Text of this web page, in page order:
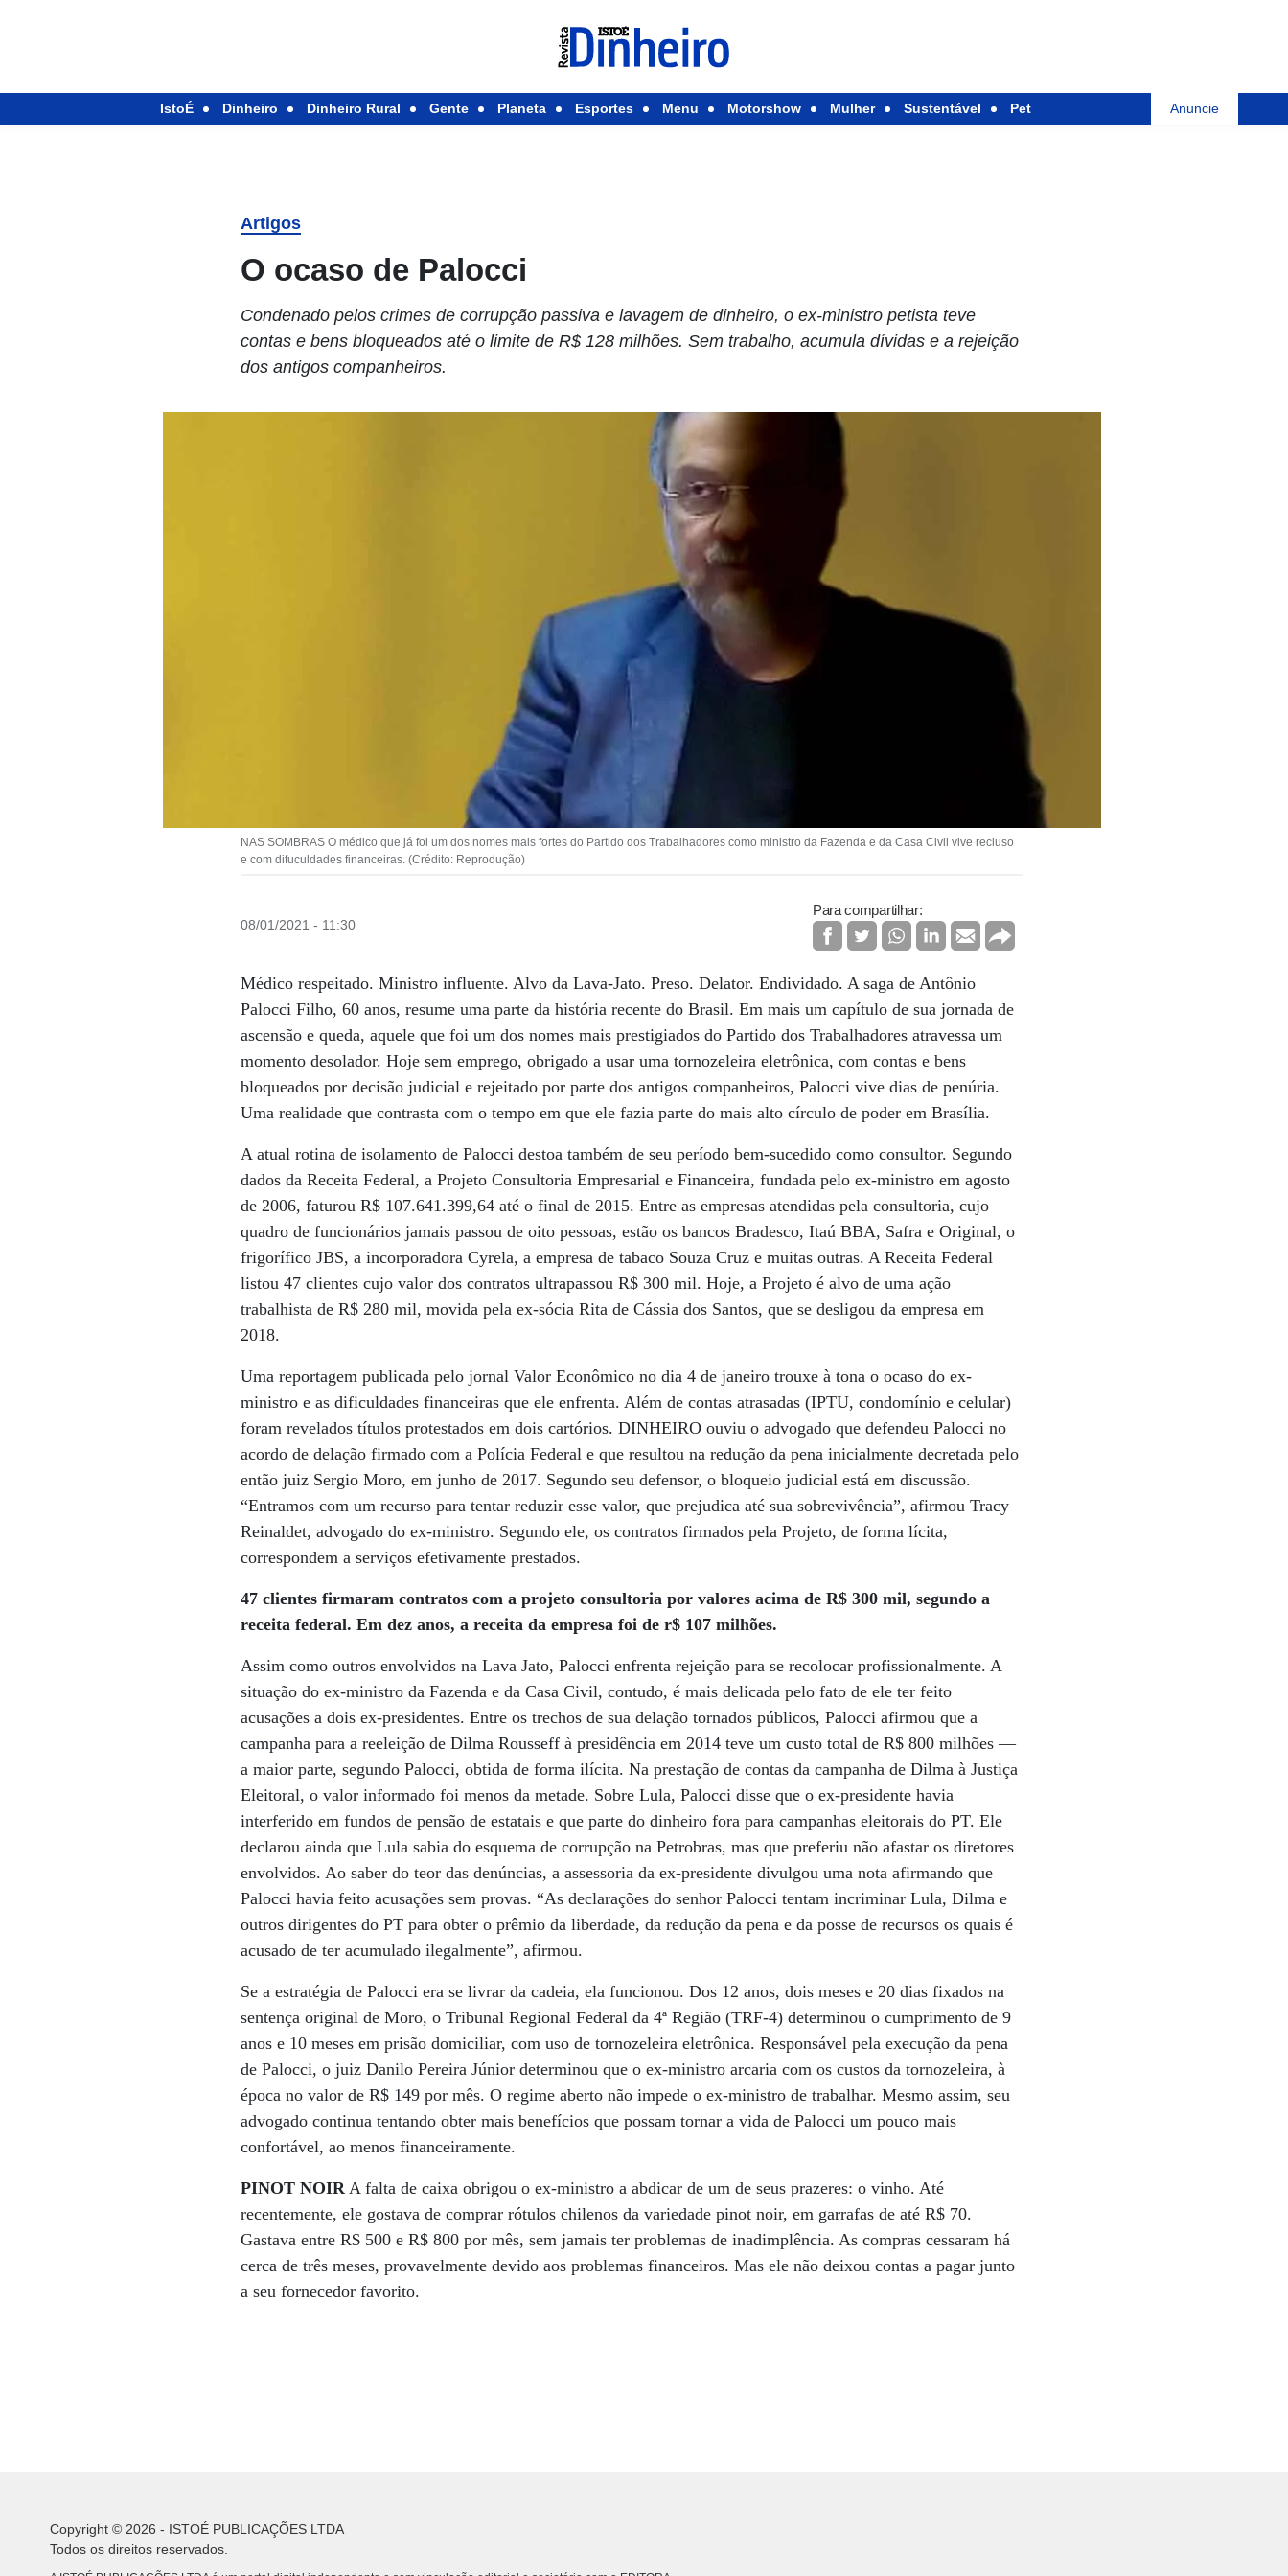
IstoÉ Dinheiro Dinheiro Rural Gente Planeta Esportes Menu Motorshow Mulher Sustentável Pet Anuncie
Artigos
O ocaso de Palocci
Condenado pelos crimes de corrupção passiva e lavagem de dinheiro, o ex-ministro petista teve
contas e bens bloqueados até o limite de R$ 128 milhões. Sem trabalho, acumula dívidas e a rejeição
dos antigos companheiros.
NAS SOMBRAS O médico que já foi um dos nomes mais fortes do Partido dos Trabalhadores como ministro da Fazenda e da Casa Civil vive recluso
e com difuculdades financeiras. (Crédito: Reprodução)
08/01/2021 - 11:30
Para compartilhar:
Médico respeitado. Ministro influente. Alvo da Lava-Jato. Preso. Delator. Endividado. A saga de Antônio
Palocci Filho, 60 anos, resume uma parte da história recente do Brasil. Em mais um capítulo de sua jornada de
ascensão e queda, aquele que foi um dos nomes mais prestigiados do Partido dos Trabalhadores atravessa um
momento desolador. Hoje sem emprego, obrigado a usar uma tornozeleira eletrônica, com contas e bens
bloqueados por decisão judicial e rejeitado por parte dos antigos companheiros, Palocci vive dias de penúria.
Uma realidade que contrasta com o tempo em que ele fazia parte do mais alto círculo de poder em Brasília.
A atual rotina de isolamento de Palocci destoa também de seu período bem-sucedido como consultor. Segundo
dados da Receita Federal, a Projeto Consultoria Empresarial e Financeira, fundada pelo ex-ministro em agosto
de 2006, faturou R$ 107.641.399,64 até o final de 2015. Entre as empresas atendidas pela consultoria, cujo
quadro de funcionários jamais passou de oito pessoas, estão os bancos Bradesco, Itaú BBA, Safra e Original, o
frigorífico JBS, a incorporadora Cyrela, a empresa de tabaco Souza Cruz e muitas outras. A Receita Federal
listou 47 clientes cujo valor dos contratos ultrapassou R$ 300 mil. Hoje, a Projeto é alvo de uma ação
trabalhista de R$ 280 mil, movida pela ex-sócia Rita de Cássia dos Santos, que se desligou da empresa em
2018.
Uma reportagem publicada pelo jornal Valor Econômico no dia 4 de janeiro trouxe à tona o ocaso do ex-
ministro e as dificuldades financeiras que ele enfrenta. Além de contas atrasadas (IPTU, condomínio e celular)
foram revelados títulos protestados em dois cartórios. DINHEIRO ouviu o advogado que defendeu Palocci no
acordo de delação firmado com a Polícia Federal e que resultou na redução da pena inicialmente decretada pelo
então juiz Sergio Moro, em junho de 2017. Segundo seu defensor, o bloqueio judicial está em discussão.
“Entramos com um recurso para tentar reduzir esse valor, que prejudica até sua sobrevivência”, afirmou Tracy
Reinaldet, advogado do ex-ministro. Segundo ele, os contratos firmados pela Projeto, de forma lícita,
correspondem a serviços efetivamente prestados.
47 clientes firmaram contratos com a projeto consultoria por valores acima deR$ 300 mil, segundo a
receita federal. Em dez anos, a receita da empresa foi de r$ 107 milhões.
Assim como outros envolvidos na Lava Jato, Palocci enfrenta rejeição para se recolocar profissionalmente. A
situação do ex-ministro da Fazenda e da Casa Civil, contudo, é mais delicada pelo fato de ele ter feito
acusações a dois ex-presidentes. Entre os trechos de sua delação tornados públicos, Palocci afirmou que a
campanha para a reeleição de Dilma Rousseff à presidência em 2014 teve um custo total de R$ 800 milhões —
a maior parte, segundo Palocci, obtida de forma ilícita. Na prestação de contas da campanha de Dilma à Justiça
Eleitoral, o valor informado foi menos da metade. Sobre Lula, Palocci disse que o ex-presidente havia
interferido em fundos de pensão de estatais e que parte do dinheiro fora para campanhas eleitorais do PT. Ele
declarou ainda que Lula sabia do esquema de corrupção na Petrobras, mas que preferiu não afastar os diretores
envolvidos. Ao saber do teor das denúncias, a assessoria da ex-presidente divulgou uma nota afirmando que
Palocci havia feito acusações sem provas. “As declarações do senhor Palocci tentam incriminar Lula, Dilma e
outros dirigentes do PT para obter o prêmio da liberdade, da redução da pena e da posse de recursos os quais é
acusado de ter acumulado ilegalmente”, afirmou.
Se a estratégia de Palocci era se livrar da cadeia, ela funcionou. Dos 12 anos, dois meses e 20 dias fixados na
sentença original de Moro, o Tribunal Regional Federal da 4ª Região (TRF-4) determinou o cumprimento de 9
anos e 10 meses em prisão domiciliar, com uso de tornozeleira eletrônica. Responsável pela execução da pena
de Palocci, o juiz Danilo Pereira Júnior determinou que o ex-ministro arcaria com os custos da tornozeleira, à
época no valor de R$ 149 por mês. O regime aberto não impede o ex-ministro de trabalhar. Mesmo assim, seu
advogado continua tentando obter mais benefícios que possam tornar a vida de Palocci um pouco mais
confortável, ao menos financeiramente.
PINOT NOIR A falta de caixa obrigou o ex-ministro a abdicar de um de seus prazeres: o vinho. Até
recentemente, ele gostava de comprar rótulos chilenos da variedade pinot noir, em garrafas de até R$ 70.
Gastava entre R$ 500 e R$ 800 por mês, sem jamais ter problemas de inadimplência. As compras cessaram há
cerca de três meses, provavelmente devido aos problemas financeiros. Mas ele não deixou contas a pagar junto
a seu fornecedor favorito.
Copyright © 2026 - ISTOÉ PUBLICAÇÕES LTDA
Todos os direitos reservados.